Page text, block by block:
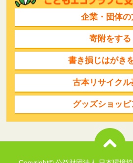
企業・団体の
寄附をする
書き損じはがき
古本リサイクル
グッズショッピ